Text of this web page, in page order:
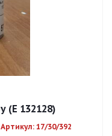
(Е 132128)
Артикул: 17/30/392